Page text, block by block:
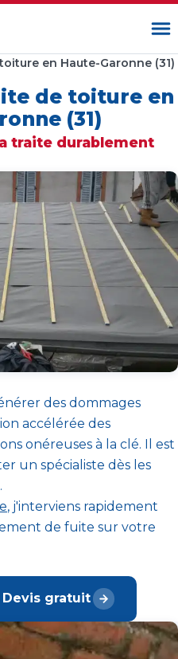
en Haute-Garonne (31)
de toiture en
(31)
traite durablement
des dommages
accélérée des
onéreuses à la clé. Il est
un spécialiste dès les
, j'interviens rapidement
de fuite sur votre
Devis gratuit